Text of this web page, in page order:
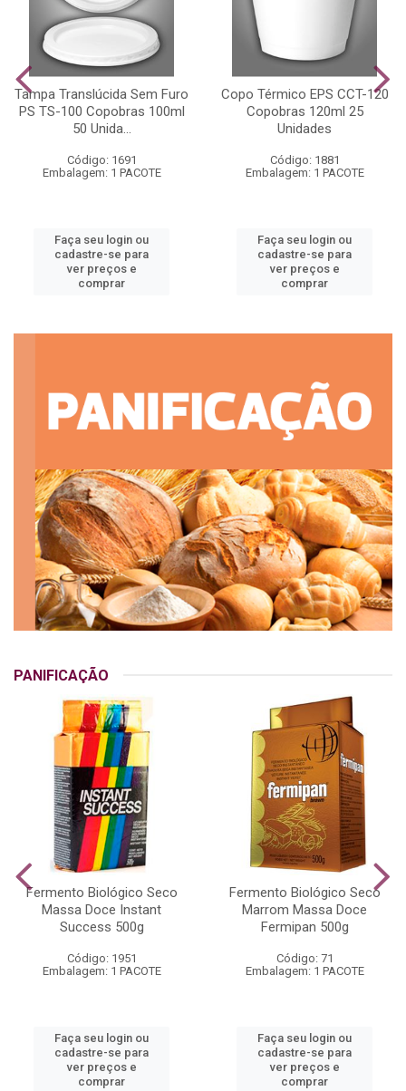
Tampa Translúcida Sem Furo
PS TS-100 Copobras 100ml
50 Unida...
Código: 1691
Embalagem: 1 PACOTE
Faça seu login ou
cadastre-se para
ver preços e
comprar
Copo Térmico EPS CCT-120
Copobras 120ml 25
Unidades
Código: 1881
Embalagem: 1 PACOTE
Faça seu login ou
cadastre-se para
ver preços e
comprar
PANIFICAÇÃO
Fermento Biológico Seco
Massa Doce Instant
Success 500g
Código: 1951
Embalagem: 1 PACOTE
Faça seu login ou
cadastre-se para
ver preços e
comprar
Fermento Biológico Seco
Marrom Massa Doce
Fermipan 500g
Código: 71
Embalagem: 1 PACOTE
Faça seu login ou
cadastre-se para
ver preços e
comprar